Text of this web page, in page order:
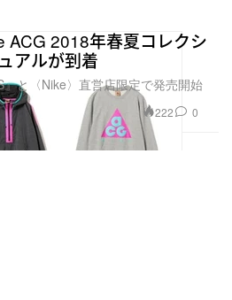
ACG 2018年春夏コレクシ
アルが到着
と〈Nike〉直営店限定で発売開始
222 0